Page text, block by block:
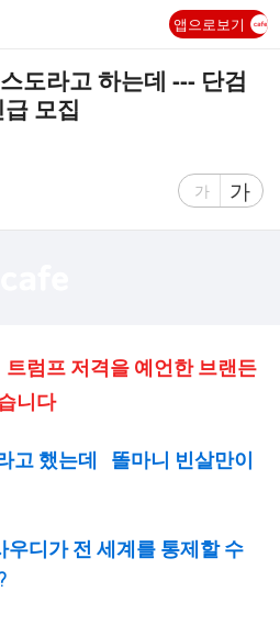
앱으로보기
도라고 하는데 --- 단검
모집
글
게
가
글
자
게
가
트럼프 저격을 예언한 브랜든
니다
고 했는데 똘마니 빈살만이
가 전 세계를 통제할 수